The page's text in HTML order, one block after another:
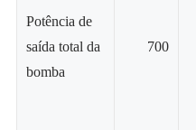
Potência de
saída total da
bomba
700